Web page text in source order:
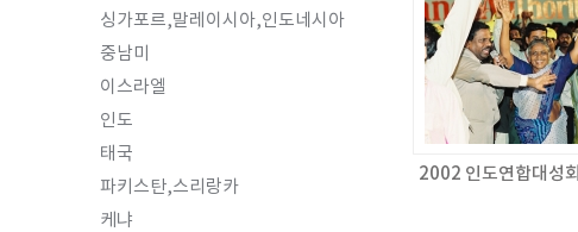
싱가포르,말레이시아,인도네시아
중남미
이스라엘
인도
태국
파키스탄,스리랑카
케냐
2002 인도연합대성회